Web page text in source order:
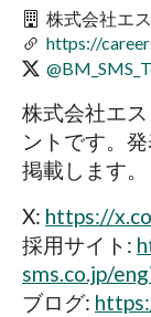
株式会社エ
https://
株式会社エ
ントです。
掲載します。
X: https://
採用サイト:
sms.co.jp/
ブログ: